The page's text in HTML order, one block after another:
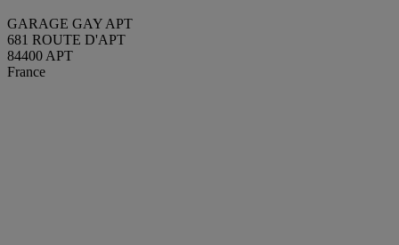
GARAGE GAY APT
681 ROUTE D'APT
84400 APT
France